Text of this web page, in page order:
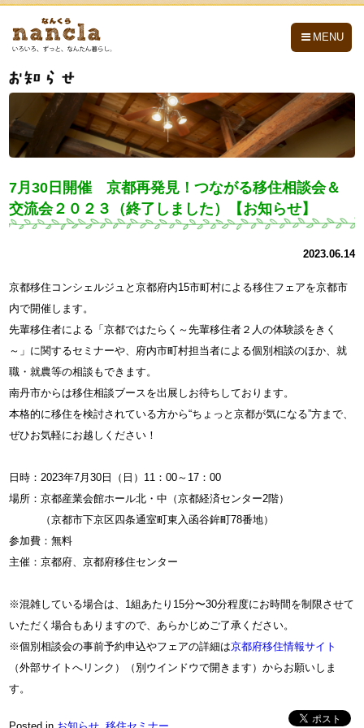
MENU
7月30日開催 京都再発見！つながる移住相談会＆
交流会２０２３（終了しました）【お知らせ】
2023.06.14
京都移住コンシェルジュと京都府内15市町村による移住フェアを京都市
内で開催します。
先輩移住者による「京都ではたらく～先輩移住者２人の体験談をきく
～」に関するセミナーや、府内市町村担当者による個別相談のほか、就
職・就農等の相談もできます。
南丹市からは移住相談ブースを出展しお待ちしております。
本格的に移住を検討されている方から“ちょっと京都が気になる”方まで、
ぜひお気軽にお越しください！
日時：2023年7月30日（日）11：00～17：00
場所：京都産業会館ホール北・中（京都経済センター2階）
（京都市下京区四条通室町東入函谷鉾町78番地）
参加費：無料
主催：京都府、京都府移住センター
※混雑している場合は、1組あたり15分〜30分程度にお時間を制限させて
いただく場合もありますので、あらかじめご了承ください。
※個別相談会の事前予約申込やフェアの詳細は京都府移住情報サイト
（外部サイトへリンク）（別ウインドウで開きます）からお願いしま
す。